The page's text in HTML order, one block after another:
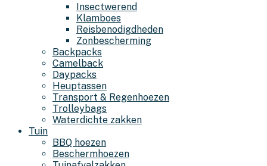
Insectwerend
Klamboes
Reisbenodigdheden
Zonbescherming
Backpacks
Camelback
Daypacks
Heuptassen
Transport & Regenhoezen
Trolleybags
Waterdichte zakken
Tuin
BBQ hoezen
Beschermhoezen